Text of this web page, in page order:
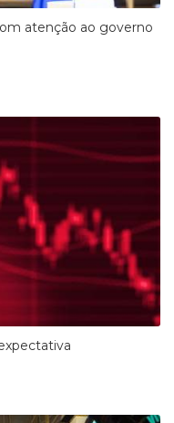
atenção ao governo